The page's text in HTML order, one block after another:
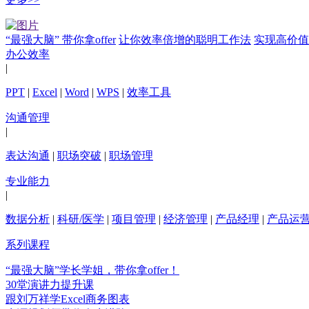
“最强大脑” 带你拿offer 让你效率倍增的聪明工作法 实现高价
办公效率
|
PPT | Excel | Word | WPS | 效率工具
沟通管理
|
表达沟通 | 职场突破 | 职场管理
专业能力
|
数据分析 | 科研/医学 | 项目管理 | 经济管理 | 产品经理 | 产品运
系列课程
“最强大脑”学长学姐，带你拿offer！
30堂演讲力提升课
跟刘万祥学Excel商务图表